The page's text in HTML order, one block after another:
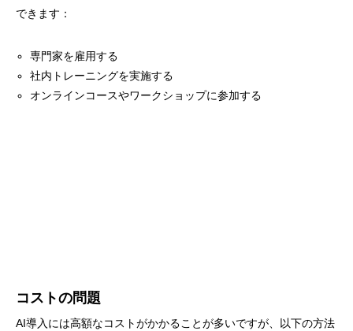
できます：
専門家を雇用する
社内トレーニングを実施する
オンラインコースやワークショップに参加する
コストの問題
AI導入には高額なコストがかかることが多いですが、以下の方法